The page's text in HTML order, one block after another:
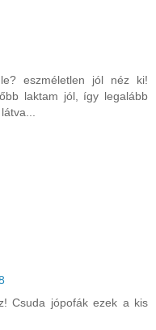
eszméletlen jól néz ki!
laktam jól, így legalább
Csuda jópofák ezek a kis